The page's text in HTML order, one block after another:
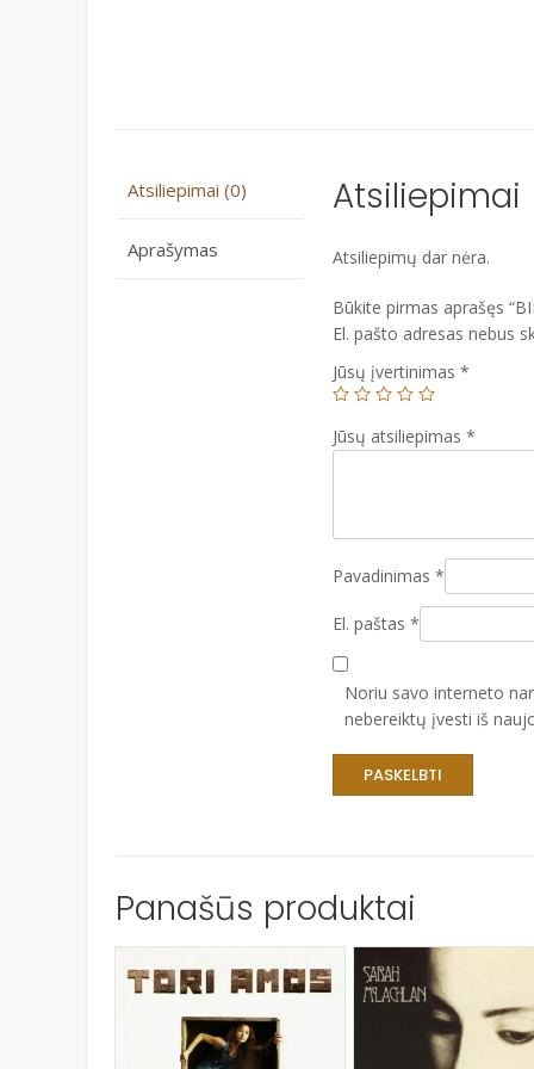
Atsiliepimai (0)
Aprašymas
Atsiliepimai
Atsiliepimų dar nėra.
Būkite pirmas aprašęs
El. pašto adresas nebus
Jūsų įvertinimas *
Jūsų atsiliepimas *
Pavadinimas *
El. paštas *
Noriu savo interneto
nebereiktų įvesti iš
Panašūs produktai